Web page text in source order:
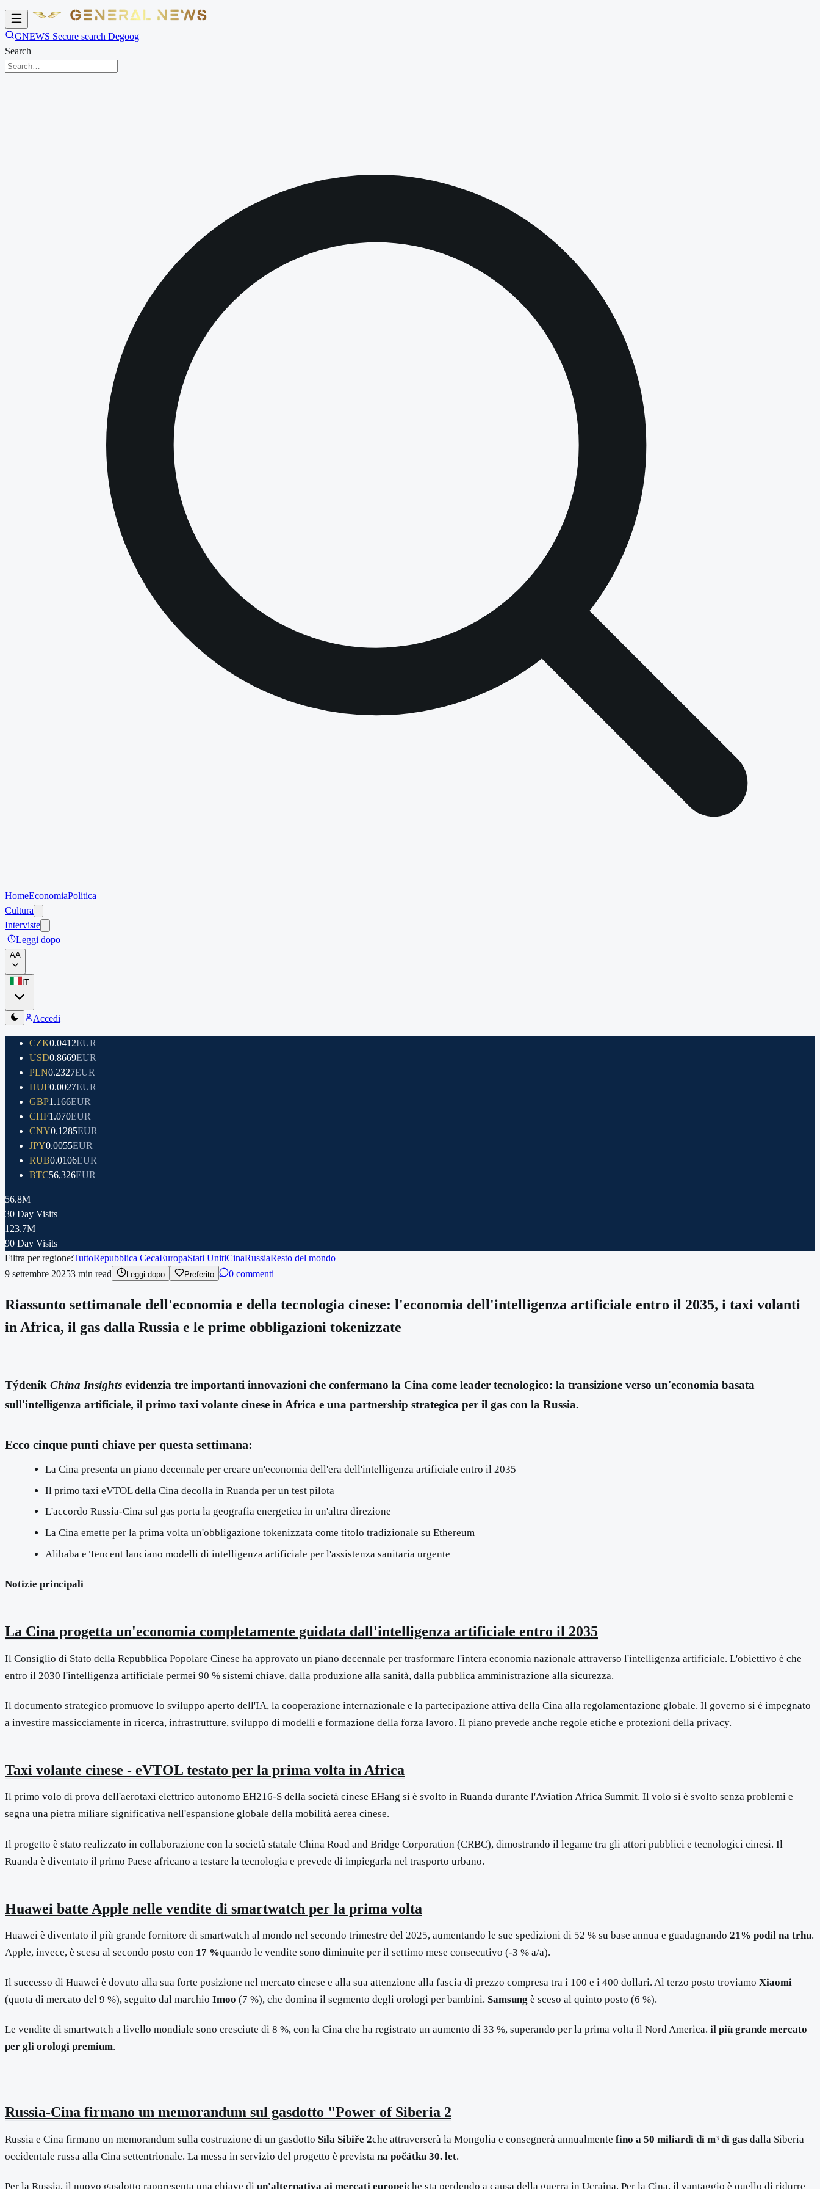
GNEWS Secure search Degoog
Search
HomeEconomiaPolitica
Cultura
Interviste
Leggi dopo
AA
IT
Accedi
CZK0.0412EUR
USD0.8669EUR
PLN0.2327EUR
HUF0.0027EUR
GBP1.166EUR
CHF1.070EUR
CNY0.1285EUR
JPY0.0055EUR
RUB0.0106EUR
BTC56,326EUR
56.8M
30 Day Visits
123.7M
90 Day Visits
Filtra per regione:TuttoRepubblica CecaEuropaStati UnitiCinaRussiaResto del mondo
9 settembre 20253 min read Leggi dopo Preferito 0 commenti
Riassunto settimanale dell'economia e della tecnologia cinese: l'economia dell'intelligenza artificiale entro il 2035, i taxi volanti
in Africa, il gas dalla Russia e le prime obbligazioni tokenizzate
Týdeník China Insights evidenzia tre importanti innovazioni che confermano la Cina come leader tecnologico: la transizione verso un'economia basata
sull'intelligenza artificiale, il primo taxi volante cinese in Africa e una partnership strategica per il gas con la Russia.
Ecco cinque punti chiave per questa settimana:
La Cina presenta un piano decennale per creare un'economia dell'era dell'intelligenza artificiale entro il 2035
Il primo taxi eVTOL della Cina decolla in Ruanda per un test pilota
L'accordo Russia-Cina sul gas porta la geografia energetica in un'altra direzione
La Cina emette per la prima volta un'obbligazione tokenizzata come titolo tradizionale su Ethereum
Alibaba e Tencent lanciano modelli di intelligenza artificiale per l'assistenza sanitaria urgente
Notizie principali
La Cina progetta un'economia completamente guidata dall'intelligenza artificiale entro il 2035
Il Consiglio di Stato della Repubblica Popolare Cinese ha approvato un piano decennale per trasformare l'intera economia nazionale attraverso l'intelligenza artificiale. L'obiettivo è che
entro il 2030 l'intelligenza artificiale permei 90 % sistemi chiave, dalla produzione alla sanità, dalla pubblica amministrazione alla sicurezza.
Il documento strategico promuove lo sviluppo aperto dell'IA, la cooperazione internazionale e la partecipazione attiva della Cina alla regolamentazione globale. Il governo si è impegnato
a investire massicciamente in ricerca, infrastrutture, sviluppo di modelli e formazione della forza lavoro. Il piano prevede anche regole etiche e protezioni della privacy.
Taxi volante cinese - eVTOL testato per la prima volta in Africa
Il primo volo di prova dell'aerotaxi elettrico autonomo EH216-S della società cinese EHang si è svolto in Ruanda durante l'Aviation Africa Summit. Il volo si è svolto senza problemi e
segna una pietra miliare significativa nell'espansione globale della mobilità aerea cinese.
Il progetto è stato realizzato in collaborazione con la società statale China Road and Bridge Corporation (CRBC), dimostrando il legame tra gli attori pubblici e tecnologici cinesi. Il
Ruanda è diventato il primo Paese africano a testare la tecnologia e prevede di impiegarla nel trasporto urbano.
Huawei batte Apple nelle vendite di smartwatch per la prima volta
Huawei è diventato il più grande fornitore di smartwatch al mondo nel secondo trimestre del 2025, aumentando le sue spedizioni di 52 % su base annua e guadagnando 21% podíl na trhu.
Apple, invece, è scesa al secondo posto con 17 %quando le vendite sono diminuite per il settimo mese consecutivo (-3 % a/a).
Il successo di Huawei è dovuto alla sua forte posizione nel mercato cinese e alla sua attenzione alla fascia di prezzo compresa tra i 100 e i 400 dollari. Al terzo posto troviamo Xiaomi
(quota di mercato del 9 %), seguito dal marchio Imoo (7 %), che domina il segmento degli orologi per bambini. Samsung è sceso al quinto posto (6 %).
Le vendite di smartwatch a livello mondiale sono cresciute di 8 %, con la Cina che ha registrato un aumento di 33 %, superando per la prima volta il Nord America. il più grande mercato
per gli orologi premium.
Russia-Cina firmano un memorandum sul gasdotto "Power of Siberia 2
Russia e Cina firmano un memorandum sulla costruzione di un gasdotto Síla Sibiře 2che attraverserà la Mongolia e consegnerà annualmente fino a 50 miliardi di m³ di gas dalla Siberia
occidentale russa alla Cina settentrionale. La messa in servizio del progetto è prevista na počátku 30. let.
Per la Russia, il nuovo gasdotto rappresenta una chiave di un'alternativa ai mercati europeiche sta perdendo a causa della guerra in Ucraina. Per la Cina, il vantaggio è quello di ridurre